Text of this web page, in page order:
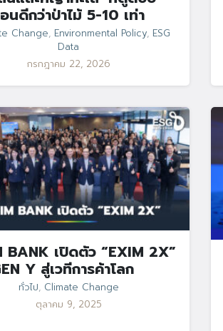
นดีกว่าป่าไม้ 5-10 เท่า
Change, Environmental Policy, ESG
Data
กรกฎาคม 22, 2026
BANK เปิดตัว “EXIM 2X”
Y สู่เวทีการค้าโลก
ทั่วไป, Climate Change
ตุลาคม 9, 2025